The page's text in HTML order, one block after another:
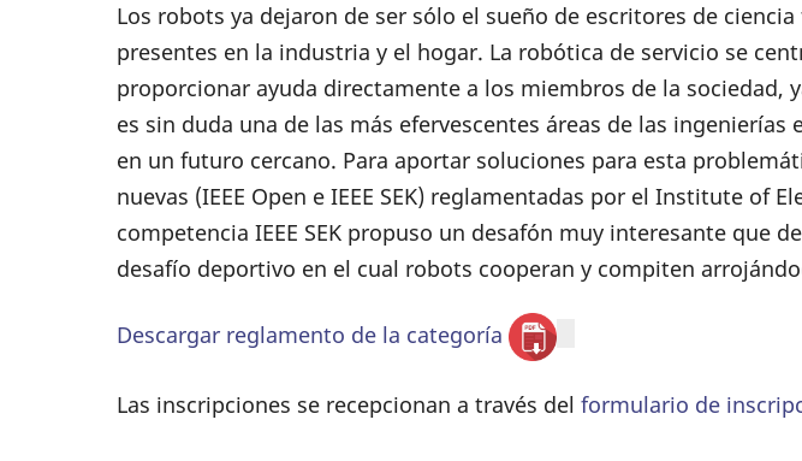
Los robots ya dejaron de ser sólo el sueño de escritores de
presentes en la industria y el hogar. La robótica de servicio se
proporcionar ayuda directamente a los miembros de la sociedad,
es sin duda una de las más efervescentes áreas de las
en un futuro cercano. Para aportar soluciones para esta
nuevas (IEEE Open e IEEE SEK) reglamentadas por el Institute of
competencia IEEE SEK propuso un desafón muy interesante que
desafío deportivo en el cual robots cooperan y compiten
Descargar reglamento de la categoría
Las inscripciones se recepcionan a través del formulario de